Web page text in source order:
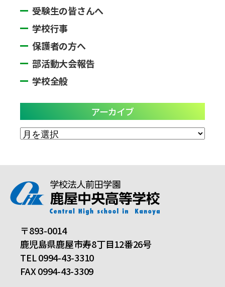
受験生の皆さんへ
学校行事
保護者の方へ
部活動大会報告
学校全般
アーカイブ
ア
ブ
〒893-0014
鹿児島県鹿屋市寿8丁目12番26号
TEL 0994-43-3310
FAX 0994-43-3309